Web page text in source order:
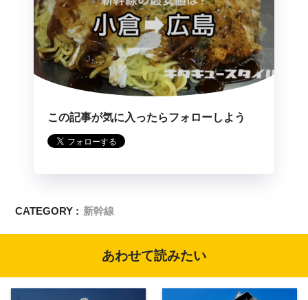
この記事が気に入ったらフォローしよう
CATEGORY : 新幹線
あわせて読みたい